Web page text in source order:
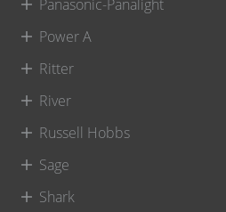
Panasonic-Panalight
Power A
Ritter
River
Russell Hobbs
Sage
Shark